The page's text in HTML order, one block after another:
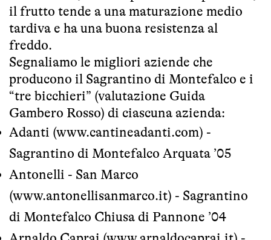
il frutto tende a una maturazione medio
tardiva e ha una buona resistenza al
freddo.
Segnaliamo le migliori aziende che
producono il Sagrantino di Montefalco e i
“tre bicchieri” (valutazione Guida
Gambero Rosso) di ciascuna azienda:
Adanti (www.cantineadanti.com) -
Sagrantino di Montefalco Arquata ’05
Antonelli - San Marco
(www.antonellisanmarco.it) - Sagrantino
di Montefalco Chiusa di Pannone ’04